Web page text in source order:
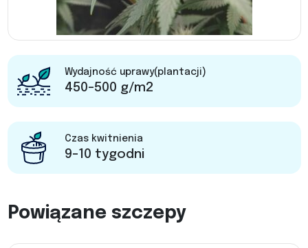
Wydajność uprawy(plantacji)
450-500 g/m2
Czas kwitnienia
9-10 tygodni
Powiązane szczepy